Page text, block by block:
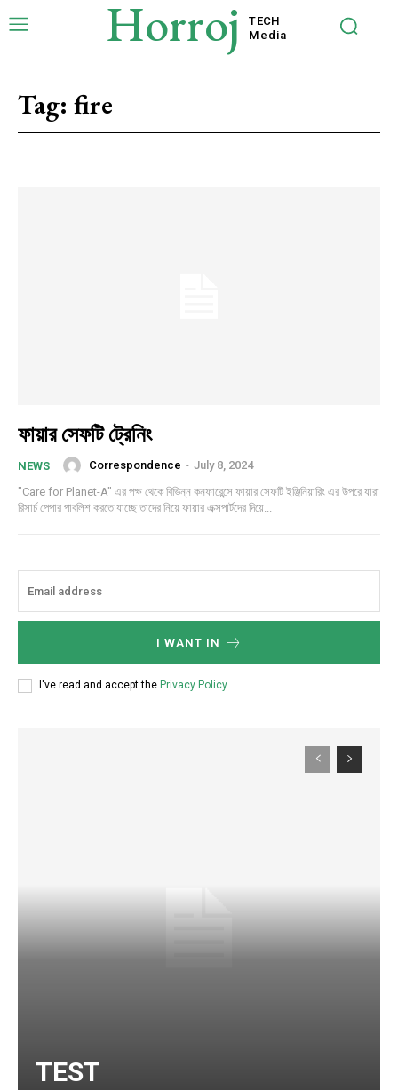
Horroj
TECH
Media
Tag: fire
ফায়ার সেফটি ট্রেনিং
NEWS Correspondence - July 8, 2024
"Care for Planet-A" এর পক্ষ থেকে বিভিন্ন কনফারেন্সে ফায়ার সেফটি ইঞ্জিনিয়ারিং এর উপরে যারা
রিসার্চ পেপার পাবলিশ করতে যাচ্ছে তাদের নিয়ে ফায়ার এক্সপার্টদের দিয়ে...
I WANT IN
I've read and accept the Privacy Policy.
TEST